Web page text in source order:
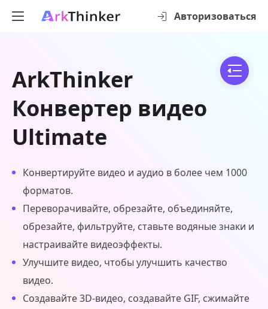
Авторизоваться
ArkThinker
Конвертер видео
Ultimate
Конвертируйте видео и аудио в более чем 1000
форматов.
Переворачивайте, обрезайте, объединяйте,
обрезайте, фильтруйте, ставьте водяные знаки и
настраивайте видеоэффекты.
Улучшите видео, чтобы улучшить качество
видео.
Создавайте 3D-видео, создавайте GIF, сжимайте